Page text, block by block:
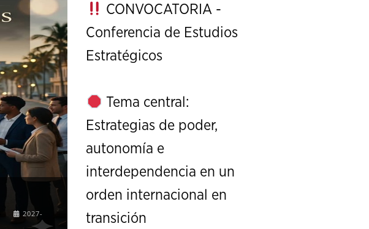
2027-
XI Conference on Strategic
CONVOCATORIA -
Conferencia de Estudios
Estratégicos
Tema central:
Estrategias de poder,
autonomía e
interdependencia en un
orden internacional en
transición